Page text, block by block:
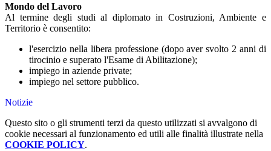
Mondo del Lavoro
Al termine degli studi al diplomato in Costruzioni, Ambiente e
Territorio è consentito:
l'esercizio nella libera professione (dopo aver svolto 2 anni di
tirocinio e superato l'Esame di Abilitazione);
impiego in aziende private;
impiego nel settore pubblico.
Notizie
Questo sito o gli strumenti terzi da questo utilizzati si avvalgono di
cookie necessari al funzionamento ed utili alle finalità illustrate nella
COOKIE POLICY.